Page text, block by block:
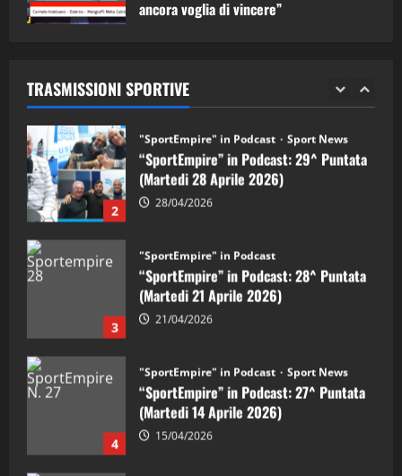
ancora voglia di vincere”
TRASMISSIONI SPORTIVE
2 28/04/2026
3
"SportEmpire" in Podcast
“SportEmpire” in Podcast: 28^ Puntata
(Martedi 21 Aprile 2026)
21/04/2026
4
"SportEmpire" in Podcast
“SportEmpire” in Podcast: 27^ Puntata
(Martedi 14 Aprile 2026)
15/04/2026
5
"SportEmpire" in Podcast
“SportEmpire” in Podcast: 26^ Puntata
(Martedi 07 Aprile 2026)
08/04/2026